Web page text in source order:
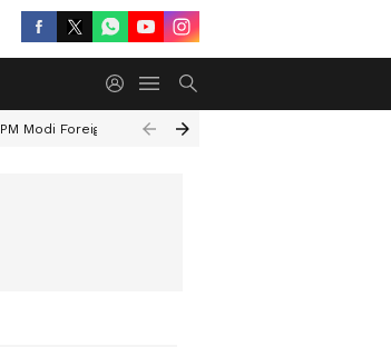
PM Modi Foreign Travel Expenditure